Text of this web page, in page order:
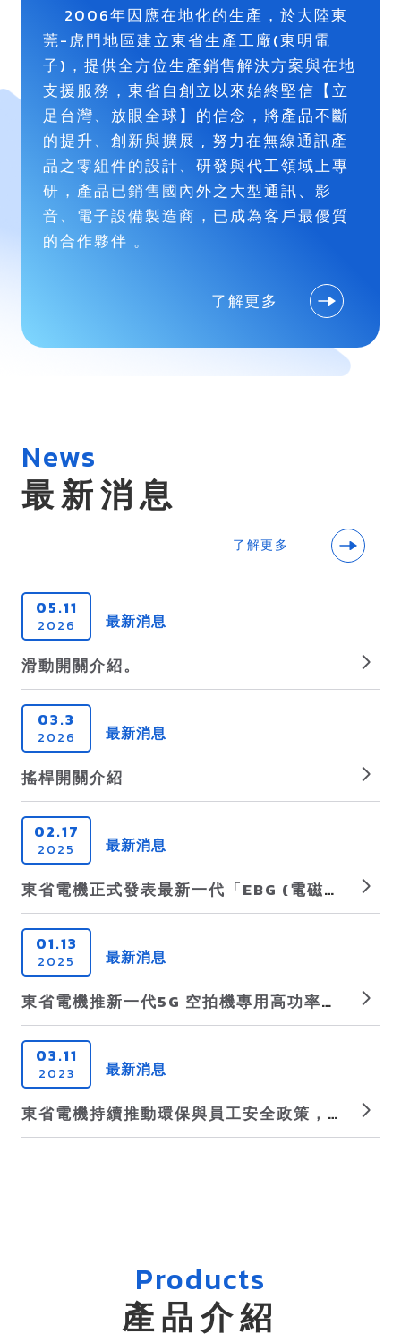
2006年因應在地化的生產，於大陸東
莞-虎門地區建立東省生產工廠(東明電
子)，提供全方位生產銷售解決方案與在地
支援服務，東省自創立以來始終堅信【立
足台灣、放眼全球】的信念，將產品不斷
的提升、創新與擴展 , 努力在無線通訊產
品之零組件的設計、研發與代工領域上專
研，產品已銷售國內外之大型通訊、影
音、電子設備製造商，已成為客戶最優質
的合作夥伴 。
了解更多
News
最新消息
了解更多
最新消息
2026
05.11
滑動開關介紹。
最新消息
2026
03.3
搖桿開關介紹
最新消息
2025
02.17
東省電機正式發表最新一代「EBG (電磁能隙) 天線
最新消息
2025
01.13
東省電機推新一代5G 空拍機專用高功率無線通訊模組
最新消息
2023
03.11
東省電機持續推動環保與員工安全政策，優化環境管理系統，持續成為更優秀的綠色企業一員。
Products
產品介紹